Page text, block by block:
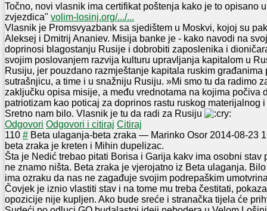
Točno, novi vlasnik ima certifikat poštenja kako je to opisano
zvjezdica" volim-losinj.org/.../...
Vlasnik je Promsvyazbank sa sjedištem u Moskvi, kojoj su
Aleksej i Dmitrij Ananiev. Misija banke je - kako navodi na
doprinosi blagostanju Rusije i dobrobiti zaposlenika i
svojim poslovanjem razvija kulturu upravljanja kapitalom u
Rusiju, jer pouzdano razmještanje kapitala ruskim građanima
sutrašnjicu, a time i u snažniju Rusiju. »Mi smo tu da radimo
zaključku opisa misije, a među vrednotama na kojima počiva
patriotizam kao poticaj za doprinos rastu ruskog materijalnog
Sretno nam bilo. Vlasnik je tu da radi za Rusiju
Odgovori Odgovori i citiraj Citiraj
110 # Beta ulaganja-beta zraka — Marinko Osor 2014-08-23
beta zraka je kreten i Mihin dupelizac.
Šta je Nedić trebao pitati Borisa i Garija kakv ima osobni stav
ne znamo ništa. Beta zraka je vjerojatno iz Beta ulaganja.
ima ozraku da nas ne zagađuje svojim podrepaškim
Čovjek je iznio vlastiti stav i na tome mu treba čestitati,
opozicije nije kupljen. Ako bude sreće i stranačka tijela će